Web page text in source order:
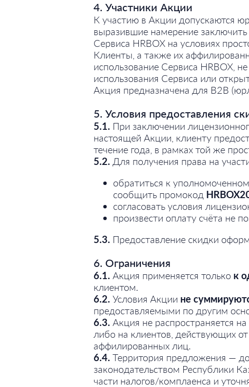
4. Участники Акции
К участию в Акции допускаются
выразившие намерение
Сервиса HRBOX на условиях
Клиенты, а также их
использование Сервиса HRBOX,
использования Сервиса или
Акция предназначена для B2B
5. Условия предоставления
5.1. При заключении
настоящей Акции, клиенту
течение года, в рамках той же
5.2. Для получения права на
обратиться к
сообщить промокод
согласовать условия
произвести оплату счёта не
5.3. Предоставление скидки
6. Ограничения
6.1. Акция применяется только к
клиентом.
6.2. Условия Акции не
предоставляемыми по другим
6.3. Акция не распространяется
либо на клиентов, действующих
аффилированных лиц.
6.4. Территория предложения —
законодательством Республики
части налогов/комплаенса и